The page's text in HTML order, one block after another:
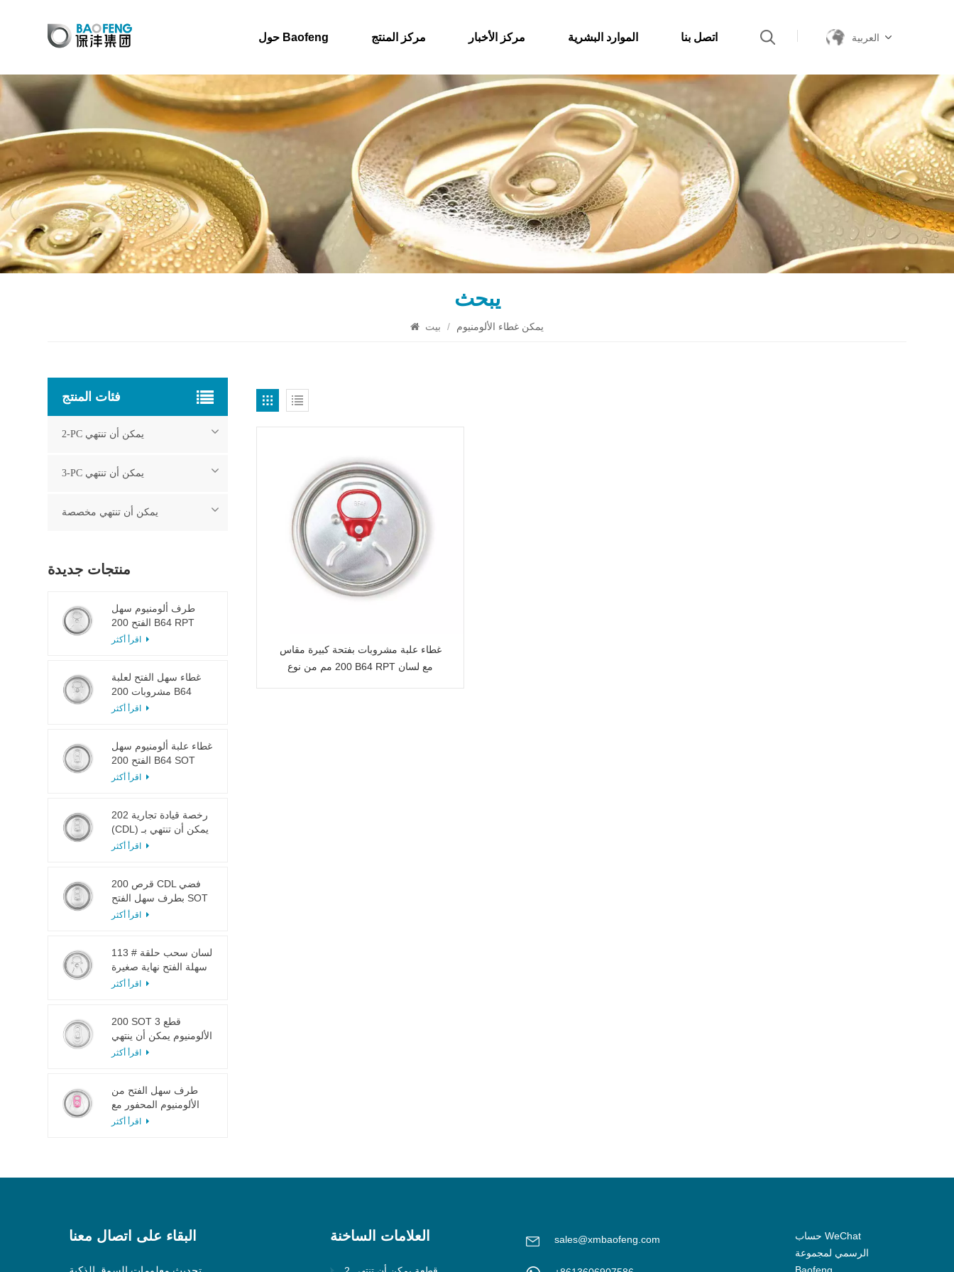
حول Baofeng مركز المنتج مركز الأخبار الموارد البشرية اتصل بنا العربية
يبحث
/ يمكن غطاء الألومنيوم
غطاء علبة مشروبات بفتحة كبيرة مقاس
200 مم من نوع B64 RPT مع لسان
فئات المنتج
2-PC يمكن أن تنتهي
3-PC يمكن أن تنتهي
يمكن أن تنتهي مخصصة
منتجات جديدة
طرف ألومنيوم سهل
الفتح 200 B64 RPT
LOE
غطاء سهل الفتح لعلبة
مشروبات 200 B64
غطاء علبة ألومنيوم سهل
الفتح 200 B64 SOT
LOE
202 رخصة قيادة تجارية
(CDL) يمكن أن تنتهي بـ
SOT LOE فضي خفيف
200 قرص CDL فضي
بطرف سهل الفتح SOT
LOE إيبوكسي
113 # لسان سحب حلقة
سهلة الفتح نهاية صغيرة
لعصير الفاكهة
200 SOT 3 قطع
الألومنيوم يمكن أن ينتهي
لتعليب الطعام والشراب
طرف سهل الفتح من
الألومنيوم المحفور مع
لسان وردي
البقاء على اتصال معنا العلامات الساخنة sales@xmbaofeng.com
حساب WeChat
الرسمي لمجموعة
Baofeng